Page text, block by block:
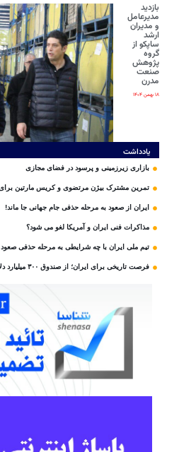
بازدید
مدیرعامل
و مدیران
ارشد
ساپکو از
گروه
پژوهش
صنعت
مدرن
۱۸ بهمن ۱۴۰۴
یادداشت
بازاری زیرزمینی و پرسود در فضای مجازی
تمرین مشترک بیژن مرتضوی و کریس مارتین برای
ایران از صعود به مرحله حذفی جام جهانی جا ماند!
مذاکرات فنی ایران و آمریکا لغو می شود؟
تیم ملی ایران با چه شرایطی به مرحله حذفی
فرصت تاریخی برای ایران؛ از صندوق ۳۰۰ میلیارد دلاری تا بازپس گیری دارایی‌های ایران